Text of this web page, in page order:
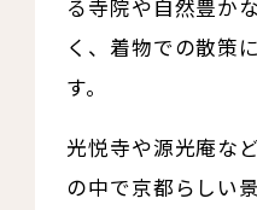
る寺院や自然豊か
く、着物での散策
す。
光悦寺や源光庵な
の中で京都らしい